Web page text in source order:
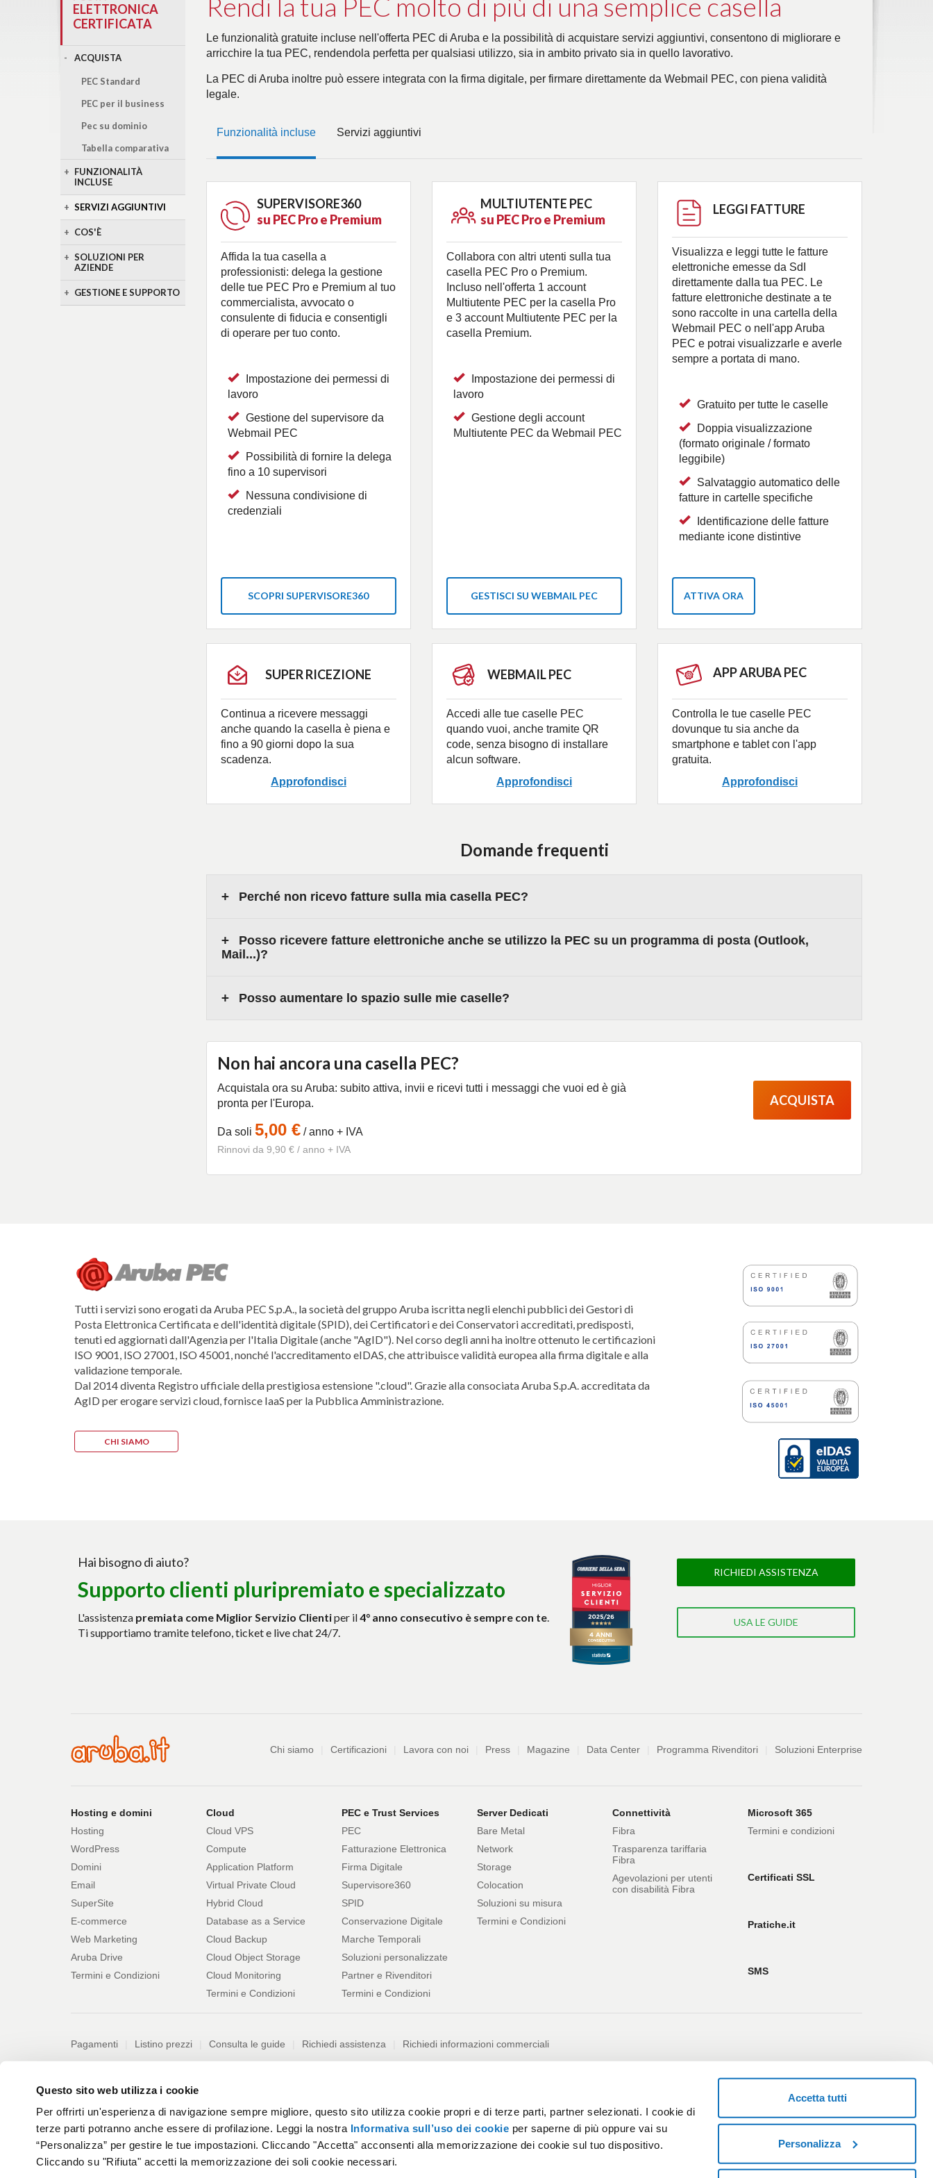
Questo sito web utilizza i cookie
Per offrirti un'esperienza di navigazione sempre migliore, questo sito utilizza cookie propri e di terze parti, partner selezionati. I cookie di
terze parti potranno anche essere di profilazione. Leggi la nostra Informativa sull’uso dei cookie per saperne di più oppure vai su
“Personalizza” per gestire le tue impostazioni. Cliccando "Accetta" acconsenti alla memorizzazione dei cookie sul tuo dispositivo.
Cliccando su "Rifiuta" accetti la memorizzazione dei soli cookie necessari.
Accetta tutti
Personalizza
ELETTRONICA
CERTIFICATA
ACQUISTA
PEC Standard
PEC per il business
Pec su dominio
Tabella comparativa
FUNZIONALITÀ
INCLUSE
SERVIZI AGGIUNTIVI
COS'È
SOLUZIONI PER
AZIENDE
GESTIONE E SUPPORTO
Le funzionalità gratuite incluse nell'offerta PEC di Aruba e la possibilità di acquistare servizi aggiuntivi, consentono di migliorare e
arricchire la tua PEC, rendendola perfetta per qualsiasi utilizzo, sia in ambito privato sia in quello lavorativo.
La PEC di Aruba inoltre può essere integrata con la firma digitale, per firmare direttamente da Webmail PEC, con piena validità
legale.
Funzionalità incluse Servizi aggiuntivi
SUPERVISORE360
su PEC Pro e Premium
Affida la tua casella a
professionisti: delega la gestione
delle tue PEC Pro e Premium al tuo
commercialista, avvocato o
consulente di fiducia e consentigli
di operare per tuo conto.
Impostazione dei permessi di
lavoro
Gestione del supervisore da
Webmail PEC
Possibilità di fornire la delega
fino a 10 supervisori
Nessuna condivisione di
credenziali
SCOPRI SUPERVISORE360
MULTIUTENTE PEC
su PEC Pro e Premium
Collabora con altri utenti sulla tua
casella PEC Pro o Premium.
Incluso nell'offerta 1 account
Multiutente PEC per la casella Pro
e 3 account Multiutente PEC per la
casella Premium.
Impostazione dei permessi di
lavoro
Gestione degli account
Multiutente PEC da Webmail PEC
GESTISCI SU WEBMAIL PEC
LEGGI FATTURE
Visualizza e leggi tutte le fatture
elettroniche emesse da SdI
direttamente dalla tua PEC. Le
fatture elettroniche destinate a te
sono raccolte in una cartella della
Webmail PEC o nell'app Aruba
PEC e potrai visualizzarle e averle
sempre a portata di mano.
Gratuito per tutte le caselle
Doppia visualizzazione
(formato originale / formato
leggibile)
Salvataggio automatico delle
fatture in cartelle specifiche
Identificazione delle fatture
mediante icone distintive
ATTIVA ORA
SUPER RICEZIONE
Continua a ricevere messaggi
anche quando la casella è piena e
fino a 90 giorni dopo la sua
scadenza.
Approfondisci
WEBMAIL PEC
Accedi alle tue caselle PEC
quando vuoi, anche tramite QR
code, senza bisogno di installare
alcun software.
Approfondisci
APP ARUBA PEC
Controlla le tue caselle PEC
dovunque tu sia anche da
smartphone e tablet con l'app
gratuita.
Approfondisci
Domande frequenti
Perché non ricevo fatture sulla mia casella PEC?
Posso ricevere fatture elettroniche anche se utilizzo la PEC su un programma di posta (Outlook,
Mail...)?
Posso aumentare lo spazio sulle mie caselle?
Non hai ancora una casella PEC?
Acquistala ora su Aruba: subito attiva, invii e ricevi tutti i messaggi che vuoi ed è già
pronta per l'Europa.
Da soli 5,00 € / anno + IVA
Rinnovi da 9,90 € / anno + IVA
ACQUISTA
Tutti i servizi sono erogati da Aruba PEC S.p.A., la società del gruppo Aruba iscritta negli elenchi pubblici dei Gestori di
Posta Elettronica Certificata e dell'identità digitale (SPID), dei Certificatori e dei Conservatori accreditati, predisposti,
tenuti ed aggiornati dall'Agenzia per l'Italia Digitale (anche "AgID"). Nel corso degli anni ha inoltre ottenuto le certificazioni
ISO 9001, ISO 27001, ISO 45001, nonché l'accreditamento eIDAS, che attribuisce validità europea alla firma digitale e alla
validazione temporale.
Dal 2014 diventa Registro ufficiale della prestigiosa estensione ".cloud". Grazie alla consociata Aruba S.p.A. accreditata da
AgID per erogare servizi cloud, fornisce IaaS per la Pubblica Amministrazione.
CHI SIAMO
Hai bisogno di aiuto?
Supporto clienti pluripremiato e specializzato
L'assistenza premiata come Miglior Servizio Clientiper il4° anno consecutivo è sempre con te.
Ti supportiamo tramite telefono, ticket e live chat 24/7.
RICHIEDI ASSISTENZA
USA LE GUIDE
Azienda
Chi siamo Certificazioni Lavora con noi Press Magazine Data Center Programma Rivenditori Soluzioni Enterprise
Prodotti
e
servizi
Hosting e domini
Hosting
WordPress
Domini
Email
SuperSite
E-commerce
Web Marketing
Aruba Drive
Termini e Condizioni
Cloud
Cloud VPS
Compute
Application Platform
Virtual Private Cloud
Hybrid Cloud
Database as a Service
Cloud Backup
Cloud Object Storage
Cloud Monitoring
Termini e Condizioni
PEC e Trust Services
PEC
Fatturazione Elettronica
Firma Digitale
Supervisore360
SPID
Conservazione Digitale
Marche Temporali
Soluzioni personalizzate
Partner e Rivenditori
Termini e Condizioni
Server Dedicati
Bare Metal
Network
Storage
Colocation
Soluzioni su misura
Termini e Condizioni
Connettività
Fibra
Trasparenza tariffaria
Fibra
Agevolazioni per utenti
con disabilità Fibra
Microsoft 365
Termini e condizioni
Certificati SSL
Pratiche.it
SMS
Pagamenti
Pagamenti Listino prezzi Consulta le guide Richiedi assistenza Richiedi informazioni commerciali
Informazioni
Privacy policy
328
Protezione dati personali
Aruba S.p.A. - via San Clemente, 53 - 24036 Ponte San Pietro (BG) - P.IVA 01573850516
© 2026 All rights reserved